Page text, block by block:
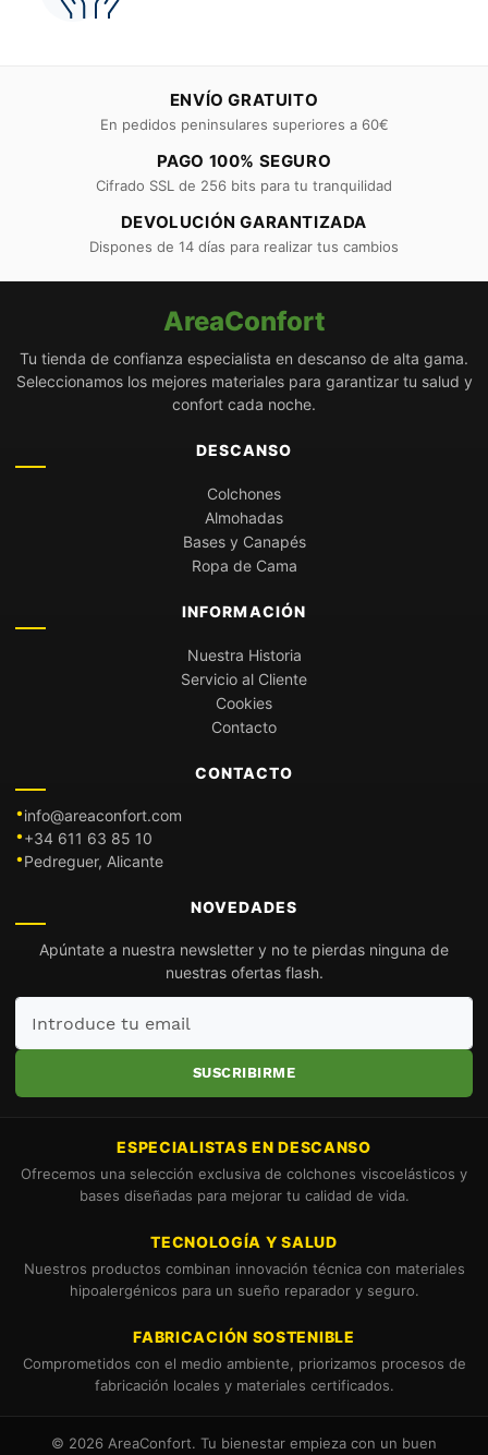
ENVÍO GRATUITO
En pedidos peninsulares superiores a 60€
PAGO 100% SEGURO
Cifrado SSL de 256 bits para tu tranquilidad
DEVOLUCIÓN GARANTIZADA
Dispones de 14 días para realizar tus cambios
AreaConfort
Tu tienda de confianza especialista en descanso de alta gama.
Seleccionamos los mejores materiales para garantizar tu salud y
confort cada noche.
DESCANSO
Colchones
Almohadas
Bases y Canapés
Ropa de Cama
INFORMACIÓN
Nuestra Historia
Servicio al Cliente
Cookies
Contacto
CONTACTO
info@areaconfort.com
+34 611 63 85 10
Pedreguer, Alicante
NOVEDADES
Apúntate a nuestra newsletter y no te pierdas ninguna de
nuestras ofertas flash.
Introduce
email
SUSCRIBIRME
ESPECIALISTAS EN DESCANSO
Ofrecemos una selección exclusiva de colchones viscoelásticos y
bases diseñadas para mejorar tu calidad de vida.
TECNOLOGÍA Y SALUD
Nuestros productos combinan innovación técnica con materiales
hipoalergénicos para un sueño reparador y seguro.
FABRICACIÓN SOSTENIBLE
Comprometidos con el medio ambiente, priorizamos procesos de
fabricación locales y materiales certificados.
© 2026 AreaConfort. Tu bienestar empieza con un buen